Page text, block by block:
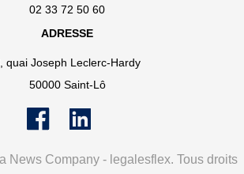
02 33 72 50 60
ADRESSE
quai Joseph Leclerc-Hardy
50000 Saint-Lô
News Company - legalesflex. Tous droits